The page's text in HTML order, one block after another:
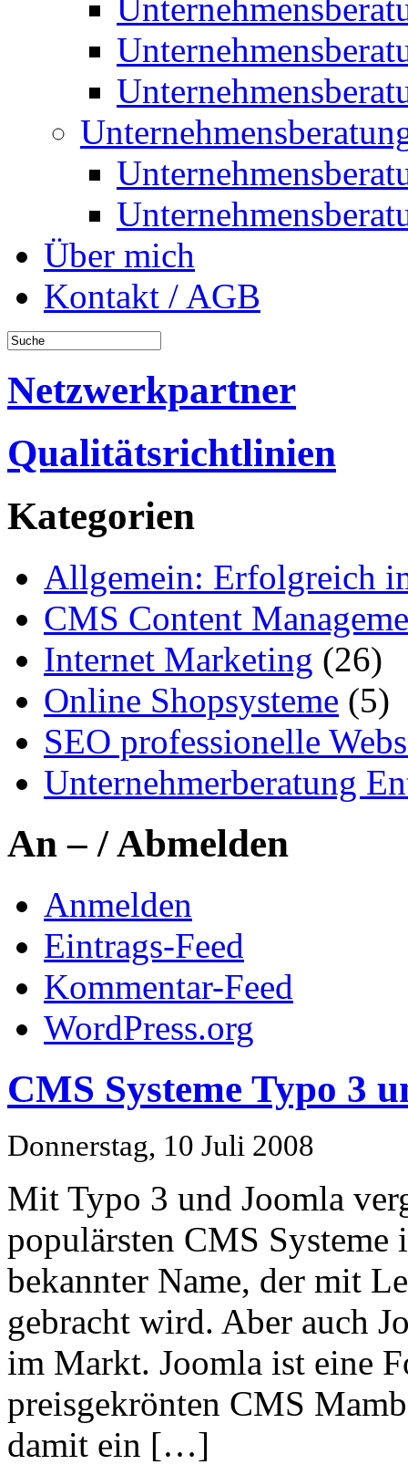
Über mich
Kontakt / AGB
Netzwerkpartner
Qualitätsrichtlinien
Kategorien
Allgemein: Erfolgreich
CMS Content
Internet Marketing (26)
Online Shopsysteme (5)
SEO professionelle
Unternehmerberatung
An – / Abmelden
Anmelden
Eintrags-Feed
Kommentar-Feed
WordPress.org
CMS Systeme Typo 3
Donnerstag, 10 Juli 2008
Mit Typo 3 und Joomla
populärsten CMS
bekannter Name, der mit
gebracht wird. Aber auch
im Markt. Joomla ist eine
preisgekrönten CMS
damit ein […]